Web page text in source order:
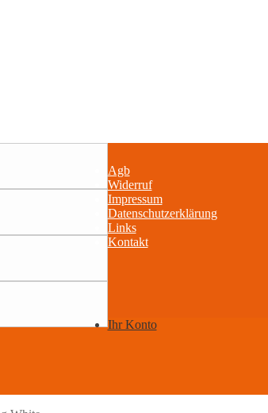
Agb
Widerruf
Impressum
Datenschutzerklärung
Links
Kontakt
Ihr Konto